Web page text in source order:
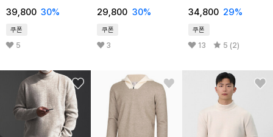
39,800 30%
쿠폰
5
29,800 30%
쿠폰
3
34,800 29%
쿠폰
13 5 (2)